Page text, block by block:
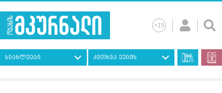
სიახლეები კითხვა ექიმს